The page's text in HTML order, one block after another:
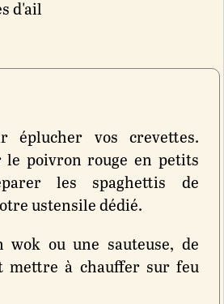
d'ail
éplucher vos crevettes.
le poivron rouge en petits
les spaghettis de
ustensile dédié.
wok ou une sauteuse, de
mettre à chauffer sur feu